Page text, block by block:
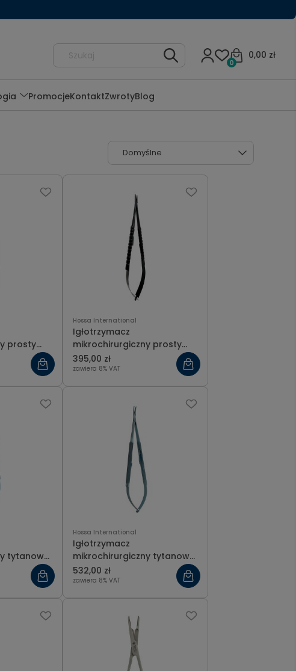
0,00 zł
0
PromocjeKontaktZwrotyBlog
prosty
Hossa International
Igłotrzymacz
mikrochirurgiczny prosty
Black T.C. 18 cm
395,00 zł
zawiera 8% VAT
tytanowy
Hossa International
Igłotrzymacz
mikrochirurgiczny tytanowy
zagięty 17 cm
532,00 zł
zawiera 8% VAT